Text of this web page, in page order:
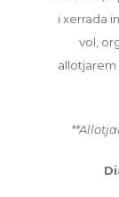
i xerrada
vol,
allotjarem